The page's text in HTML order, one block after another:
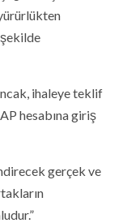
şekilde
ihaleye teklif
hesabına giriş
gerçek ve